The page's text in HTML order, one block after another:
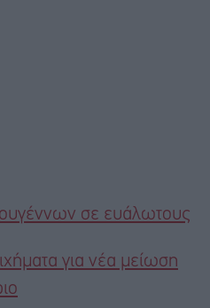
σε ευάλωτους
για νέα μείωση